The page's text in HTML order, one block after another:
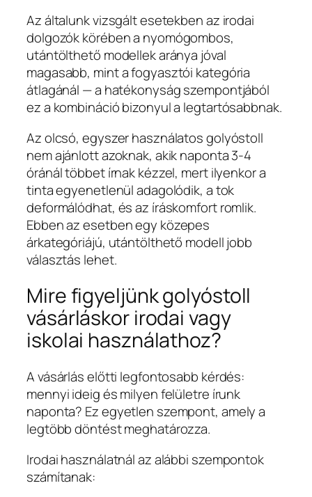
Az általunk vizsgált esetekben az irodai
dolgozók körében a nyomógombos,
utántölthető modellek aránya jóval
magasabb, mint a fogyasztói kategória
átlagánál — a hatékonyság szempontjából
ez a kombináció bizonyul a legtartósabbnak.
Az olcsó, egyszer használatos golyóstoll
nem ajánlott azoknak, akik naponta 3-4
óránál többet írnak kézzel, mert ilyenkor a
tinta egyenetlenül adagolódik, a tok
deformálódhat, és az íráskomfort romlik.
Ebben az esetben egy közepes
árkategóriájú, utántölthető modell jobb
választás lehet.
Mire figyeljünk golyóstoll
vásárláskor irodai vagy
iskolai használathoz?
A vásárlás előtti legfontosabb kérdés:
mennyi ideig és milyen felületre írunk
naponta? Ez egyetlen szempont, amely a
legtöbb döntést meghatározza.
Irodai használatnál az alábbi szempontok
számítanak: